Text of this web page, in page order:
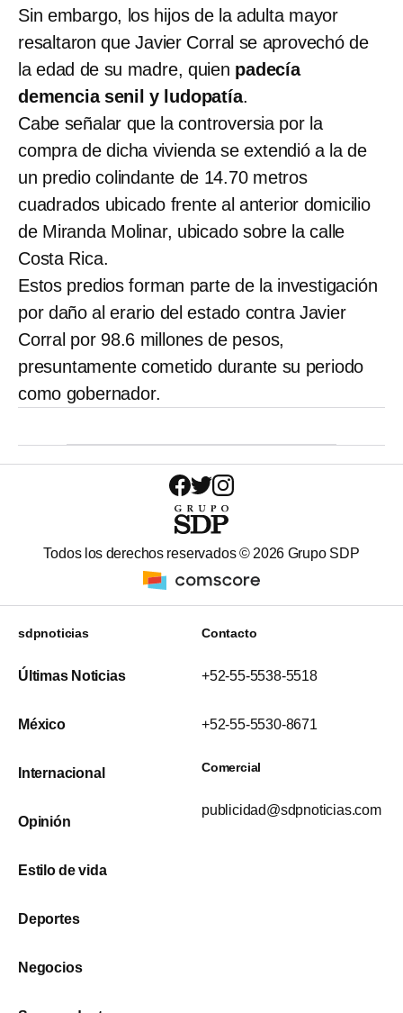
Sin embargo, los hijos de la adulta mayor
resaltaron que Javier Corral se aprovechó de
la edad de su madre, quien padecía
demencia senil y ludopatía.
Cabe señalar que la controversia por la
compra de dicha vivienda se extendió a la de
un predio colindante de 14.70 metros
cuadrados ubicado frente al anterior domicilio
de Miranda Molinar, ubicado sobre la calle
Costa Rica.
Estos predios forman parte de la investigación
por daño al erario del estado contra Javier
Corral por 98.6 millones de pesos,
presuntamente cometido durante su periodo
como gobernador.
Todos los derechos reservados © 2026 Grupo SDP
sdpnoticias
Últimas Noticias
México
Internacional
Opinión
Estilo de vida
Deportes
Negocios
Contacto
+52-55-5538-5518
+52-55-5530-8671
Comercial
publicidad@sdpnoticias.com